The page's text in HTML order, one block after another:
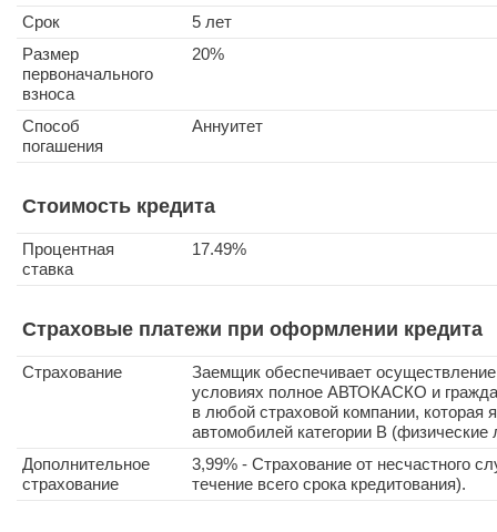
Срок
5 лет
Размер
первоначального
взноса
20%
Способ
погашения
Аннуитет
Стоимость кредита
Процентная
ставка
17.49%
Страховые платежи при оформлении кредита
Страхование
Заемщик обеспечивает осуществление
условиях полное АВТОКАСКО и
в любой страховой компании, которая
автомобилей категории В (физические
Дополнительное
страхование
3,99% - Страхование от несчастного
течение всего срока кредитования).